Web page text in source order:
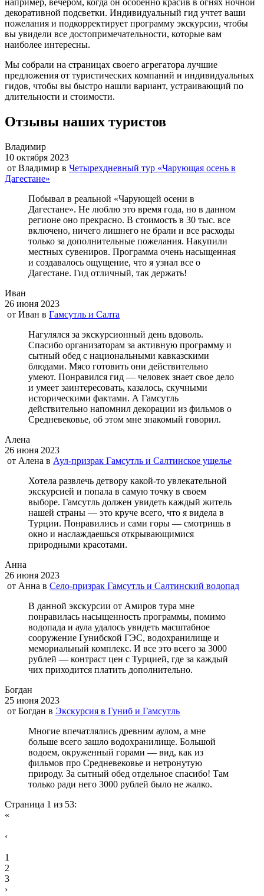
например, вечером, когда он особенно красив в огнях ночной
декоративной подсветки. Индивидуальный гид учтет ваши
пожелания и подкорректирует программу экскурсии, чтобы
вы увидели все достопримечательности, которые вам
наиболее интересны.
Мы собрали на страницах своего агрегатора лучшие
предложения от туристических компаний и индивидуальных
гидов, чтобы вы быстро нашли вариант, устраивающий по
длительности и стоимости.
Отзывы наших туристов
Владимир
10 октября 2023
от Владимир в Четырехдневный тур «Чарующая осень в
Дагестане»
Побывал в реальной «Чарующей осени в
Дагестане». Не люблю это время года, но в данном
регионе оно прекрасно. В стоимость в 30 тыс. все
включено, ничего лишнего не брали и все расходы
только за дополнительные пожелания. Накупили
местных сувениров. Программа очень насыщенная
и создавалось ощущение, что я узнал все о
Дагестане. Гид отличный, так держать!
Иван
26 июня 2023
от Иван в Гамсутль и Салта
Нагулялся за экскурсионный день вдоволь.
Спасибо организаторам за активную программу и
сытный обед с национальными кавказскими
блюдами. Мясо готовить они действительно
умеют. Понравился гид — человек знает свое дело
и умеет заинтересовать, казалось, скучными
историческими фактами. А Гамсутль
действительно напомнил декорации из фильмов о
Средневековье, об этом мне знакомый говорил.
Алена
26 июня 2023
от Алена в Аул-призрак Гамсутль и Салтинское ущелье
Хотела развлечь детвору какой-то увлекательной
экскурсией и попала в самую точку в своем
выборе. Гамсутль должен увидеть каждый житель
нашей страны — это круче всего, что я видела в
Турции. Понравились и сами горы — смотришь в
окно и наслаждаешься открывающимися
природными красотами.
Анна
26 июня 2023
от Анна в Село-призрак Гамсутль и Салтинский водопад
В данной экскурсии от Амиров тура мне
понравилась насыщенность программы, помимо
водопада и аула удалось увидеть масштабное
сооружение Гунибской ГЭС, водохранилище и
мемориальный комплекс. И все это всего за 3000
рублей — контраст цен с Турцией, где за каждый
чих приходится платить дополнительно.
Богдан
25 июня 2023
от Богдан в Экскурсия в Гуниб и Гамсутль
Многие впечатлялись древним аулом, а мне
больше всего зашло водохранилище. Большой
водоем, окруженный горами — вид, как из
фильмов про Средневековье и нетронутую
природу. За сытный обед отдельное спасибо! Там
только ради него 3000 рублей было не жалко.
Страница 1 из 53:
«
‹
1
2
3
›